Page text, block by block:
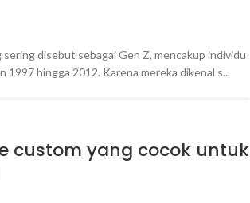
sering disebut sebagai Gen Z, mencakup individu
1997 hingga 2012. Karena mereka dikenal s...
custom yang cocok untuk